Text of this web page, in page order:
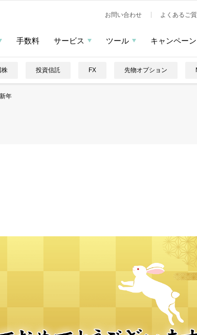
お問い合わせ よくあるご
手数料 サービス ツール キャンペーン
株 投資信託 FX 先物オプション
年